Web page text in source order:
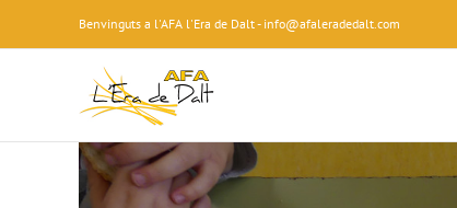
content
Benvinguts a l'AFA l'Era de Dalt - info@afaleradedalt.com
View
Larger
Image